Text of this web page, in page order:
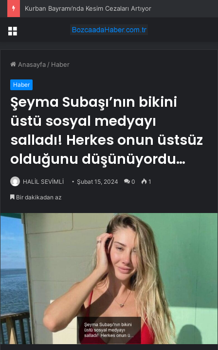
Kurban Bayramı’nda Kesim Cezaları Artıyor
Menü
Anasayfa / Haber
Haber
Şeyma Subaşı’nın bikini
üstü sosyal medyayı
salladı! Herkes onun üstsüz
olduğunu düşünüyordu…
HALİL SEVİMLİ Şubat 15, 2024 0 1
Bir dakikadan az